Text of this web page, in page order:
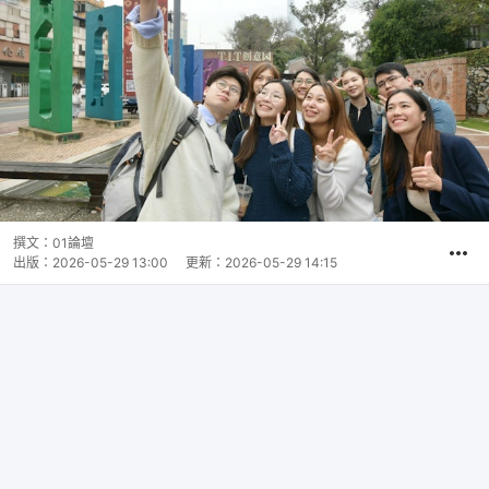
撰文： 01論壇
出版： 2026-05-29 13:00 更新： 2026-05-29 14:15